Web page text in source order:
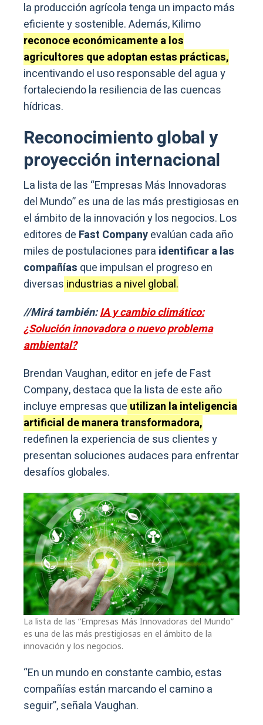
la producción agrícola tenga un impacto más
eficiente y sostenible. Además, Kilimo
reconoce económicamente a los
agricultores que adoptan estas prácticas,
incentivando el uso responsable del agua y
fortaleciendo la resiliencia de las cuencas
hídricas.
Reconocimiento global y
proyección internacional
La lista de las “Empresas Más Innovadoras
del Mundo” es una de las más prestigiosas en
el ámbito de la innovación y los negocios. Los
editores de Fast Companyevalúan cada año
miles de postulaciones para identificar a las
compañías que impulsan el progreso en
diversas industrias a nivel global.
//Mirá también:IA y cambio climático:
¿Solución innovadora o nuevo problema
ambiental?
Brendan Vaughan, editor en jefe de Fast
Company, destaca que la lista de este año
incluye empresas que utilizan la inteligencia
artificial de manera transformadora,
redefinen la experiencia de sus clientes y
presentan soluciones audaces para enfrentar
desafíos globales.
La lista de las “Empresas Más Innovadoras del Mundo”
es una de las más prestigiosas en el ámbito de la
innovación y los negocios.
“En un mundo en constante cambio, estas
compañías están marcando el camino a
seguir”, señala Vaughan.